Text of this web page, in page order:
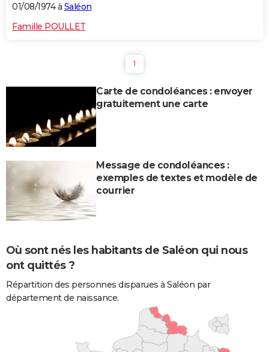
01/08/1974 à Saléon
Famille POULLET
1
Carte de condoléances : envoyer
gratuitement une carte
Message de condoléances :
exemples de textes et modèle de
courrier
Où sont nés les habitants de Saléon qui nous
ont quittés ?
Répartition des personnes disparues à Saléon par
département de naissance.